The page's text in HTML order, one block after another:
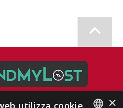
×
utilizza cookie